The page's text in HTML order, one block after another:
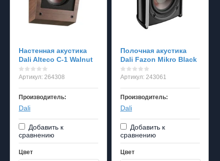
Настенная акустика
Dali Alteco C-1 Walnut
Артикул: 264308
Производитель:
Dali
Добавить к
сравнению
Цвет
Полочная акустика
Dali Fazon Mikro Black
Артикул:243061
Производитель:
Dali
Добавить к
сравнению
Цвет